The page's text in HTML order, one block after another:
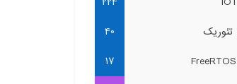
تئوریک
40
17